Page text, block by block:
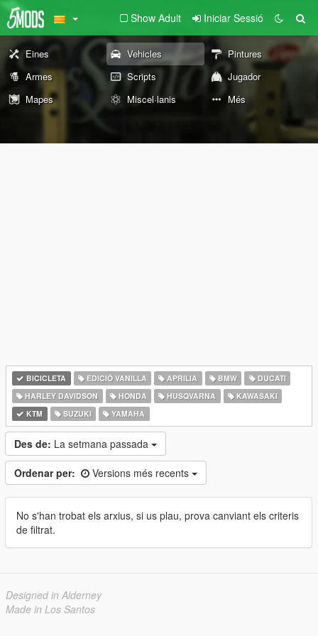
Show Adult Iniciar Sessió
Eines Vehicles
Pintures
Armes
Scripts
Jugador
Mapes
Miscel·lanis Més
BICICLETA EDICIÓ VANILLA APRILIA BMW
DUCATI
HARLEY DAVIDSON
HONDA HUSQVARNA
KAWASAKI
KTM
SUZUKI YAMAHA
Des de: La setmana passada
Ordenar per: Versions més recents
No s'han trobat els arxius, si us plau, prova canviant els criteris
de filtrat.
Designed in Alderney
Made in Los Santos